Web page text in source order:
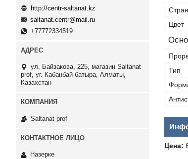
Цвет
Тип
Цена:
http://centr-saltanat.kz
saltanat.centr@mail.ru
+77772334519
ул. Байзакова, 225, магазин Saltanat
prof, уг. Кабанбай батыра, Алматы,
Казахстан
Saltanat prof
Назерке